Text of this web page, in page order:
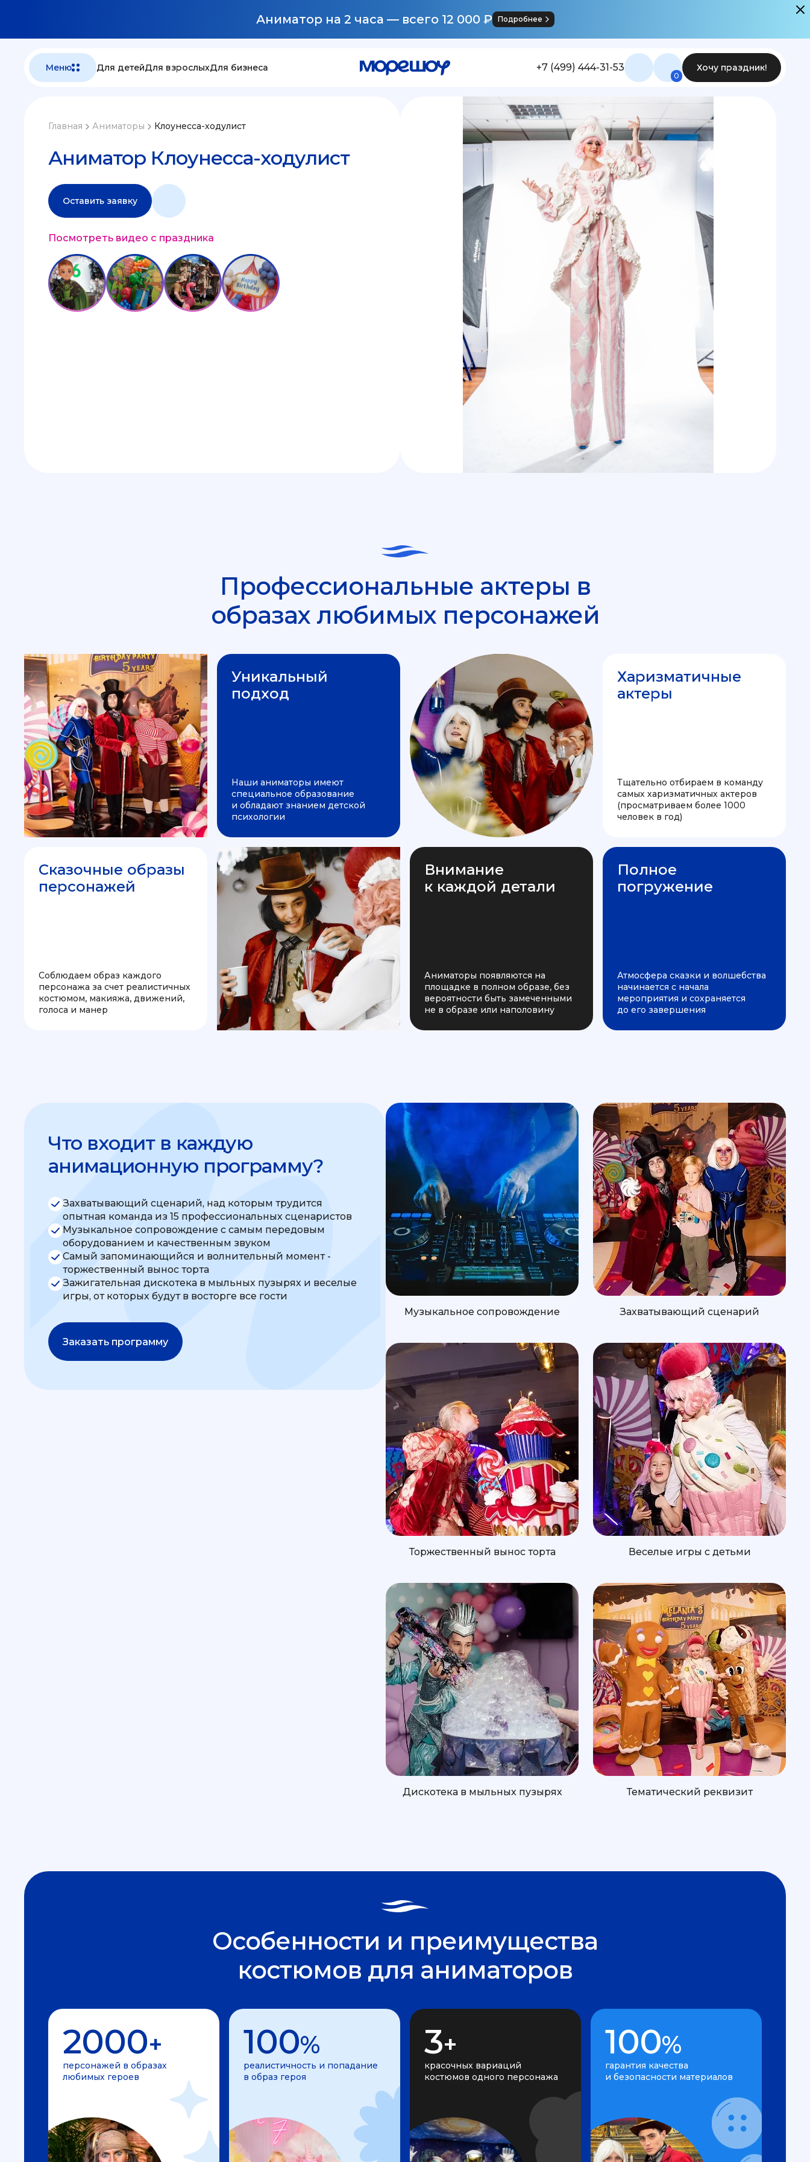
Аниматор на 2 часа — всего 12 000 ₽ Подробнее
Меню Для детейДля взрослыхДля бизнеса +7 (499) 444-31-53
0
Хочу праздник!
Главная Аниматоры Клоунесса-ходулист
Аниматор Клоунесса-ходулист
Оставить заявку
Посмотреть видео с праздника
Профессиональные актеры в
образах любимых персонажей
Уникальный
подход
Наши аниматоры имеют
специальное образование
и обладают знанием детской
психологии
Харизматичные
актеры
Тщательно отбираем в команду
самых харизматичных актеров
(просматриваем более 1000
человек в год)
Сказочные образы
персонажей
Соблюдаем образ каждого
персонажа за счет реалистичных
костюмом, макияжа, движений,
голоса и манер
Внимание
к каждой детали
Аниматоры появляются на
площадке в полном образе, без
вероятности быть замеченными
не в образе или наполовину
Полное
погружение
Атмосфера сказки и волшебства
начинается с начала
мероприятия и сохраняется
до его завершения
Что входит в каждую
анимационную программу?
Захватывающий сценарий, над которым трудится
опытная команда из 15 профессиональных сценаристов
Музыкальное сопровождение с самым передовым
оборудованием и качественным звуком
Самый запоминающийся и волнительный момент -
торжественный вынос торта
Зажигательная дискотека в мыльных пузырях и веселые
игры, от которых будут в восторге все гости
Заказать программу
Музыкальное сопровождение Захватывающий сценарий
Торжественный вынос торта Веселые игры с детьми
Дискотека в мыльных пузырях Тематический реквизит
Особенности и преимущества
костюмов для аниматоров
2000+
персонажей в образах
любимых героев
100%
реалистичность и попадание
в образ героя
3+
красочных вариаций
костюмов одного персонажа
100%
гарантия качества
и безопасности материалов